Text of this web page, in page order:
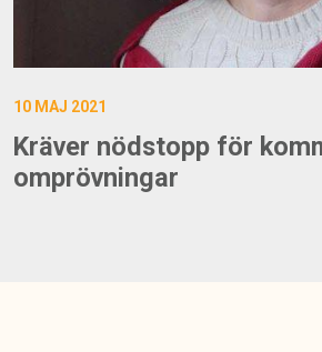
10 MAJ 2021
Kräver nödstopp för
omprövningar